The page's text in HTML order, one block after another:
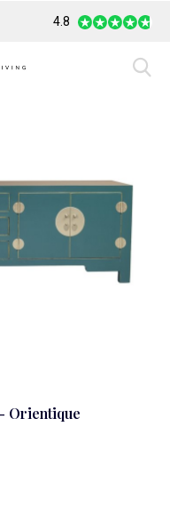
Worldwide Fast
4.8
Orientique